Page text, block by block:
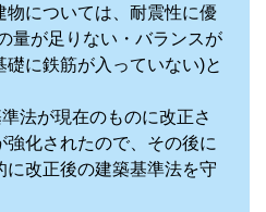
物については、耐震性に優
量が足りない・バランスが
に鉄筋が入っていない)と
法が現在のものに改正さ
化されたので、その後に
改正後の建築基準法を守